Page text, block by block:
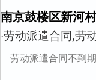
南京鼓楼区新河
·劳动派遣合同,劳
劳动派遣合同不到